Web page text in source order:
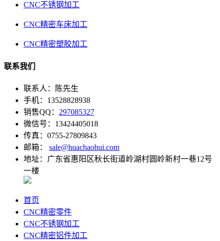
CNC不锈钢加工
CNC精密车床加工
CNC精密塑胶加工
联系我们
联系人：陈先生
手机：13528828938
销售QQ： 297085327
微信号：13424405018
传真：0755-27809843
邮箱： sale@huachaohui.com
地址：广东省惠阳区秋长街道岭湖村圆岭新村一巷12号
一楼
首页
CNC精密零件
CNC不锈钢加工
CNC精密铝件加工